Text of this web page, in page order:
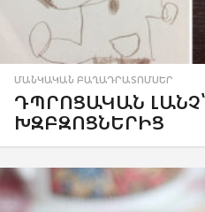
ՄԱՆԿԱԿԱՆ ԲԱՂԱԴՐԱՏՈՄՍԵՐ
ԴՊՐՈՑԱԿԱՆ
ԽԶԲԶՈՑՆԵՐԻՑ